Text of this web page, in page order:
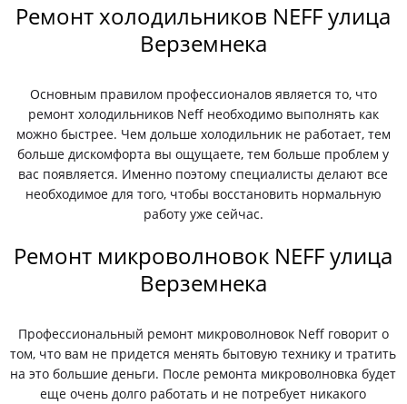
Ремонт холодильников NEFF улица
Верземнека
Основным правилом профессионалов является то, что
ремонт холодильников Neff необходимо выполнять как
можно быстрее. Чем дольше холодильник не работает, тем
больше дискомфорта вы ощущаете, тем больше проблем у
вас появляется. Именно поэтому специалисты делают все
необходимое для того, чтобы восстановить нормальную
работу уже сейчас.
Ремонт микроволновок NEFF улица
Верземнека
Профессиональный ремонт микроволновок Neff говорит о
том, что вам не придется менять бытовую технику и тратить
на это большие деньги. После ремонта микроволновка будет
еще очень долго работать и не потребует никакого